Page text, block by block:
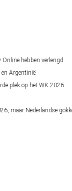
Online hebben verlengd
en Argentinië
plek op het WK 2026
maar Nederlandse